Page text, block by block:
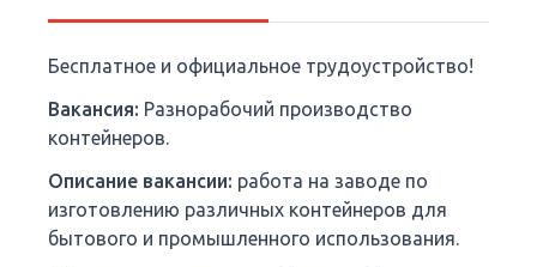
Бесплатное и официальное трудоустройство!
Вакансия: Разнорабочий производство
контейнеров.
Описание вакансии: работа на заводе по
изготовлению различных контейнеров для
бытового и промышленного использования.